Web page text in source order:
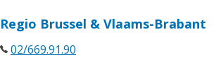
Regio Brussel & Vlaams-Brabant
02/669.91.90